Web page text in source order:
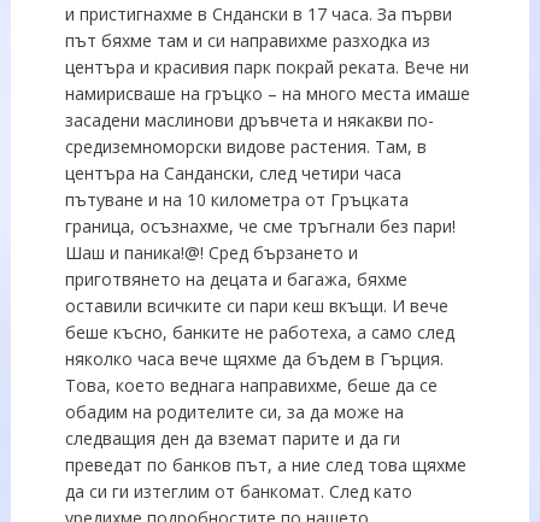
и пристигнахме в Сндански в 17 часа. За първи
път бяхме там и си направихме разходка из
центъра и красивия парк покрай реката. Вече ни
намирисваше на гръцко – на много места имаше
засадени маслинови дръвчета и някакви по-
средиземноморски видове растения. Там, в
центъра на Сандански, след четири часа
пътуване и на 10 километра от Гръцката
граница, осъзнахме, че сме тръгнали без пари!
Шаш и паника!@! Сред бързането и
приготвянето на децата и багажа, бяхме
оставили всичките си пари кеш вкъщи. И вече
беше късно, банките не работеха, а само след
няколко часа вече щяхме да бъдем в Гърция.
Това, което веднага направихме, беше да се
обадим на родителите си, за да може на
следващия ден да вземат парите и да ги
преведат по банков път, а ние след това щяхме
да си ги изтеглим от банкомат. След като